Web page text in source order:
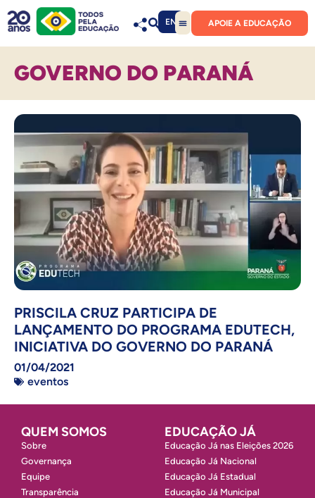
EN APOIE A EDUCAÇÃO
GOVERNO DO PARANÁ
PRISCILA CRUZ PARTICIPA DE
LANÇAMENTO DO PROGRAMA EDUTECH,
INICIATIVA DO GOVERNO DO PARANÁ
01/04/2021
eventos
QUEM SOMOS
Sobre
Governança
Equipe
Transparência
EDUCAÇÃO JÁ
Educação Já nas Eleições 2026
Educação Já Nacional
Educação Já Estadual
Educação Já Municipal